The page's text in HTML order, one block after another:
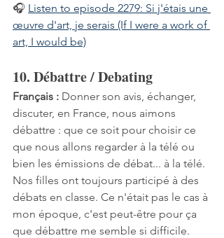
🎧 Listen to episode 2279: Si j'étais une
œuvre d'art, je serais (If I were a work of
art, I would be)
10. Débattre / Debating
Français : Donner son avis, échanger,
discuter, en France, nous aimons
débattre : que ce soit pour choisir ce
que nous allons regarder à la télé ou
bien les émissions de débat... à la télé.
Nos filles ont toujours participé à des
débats en classe. Ce n'était pas le cas à
mon époque, c'est peut-être pour ça
que débattre me semble si difficile.